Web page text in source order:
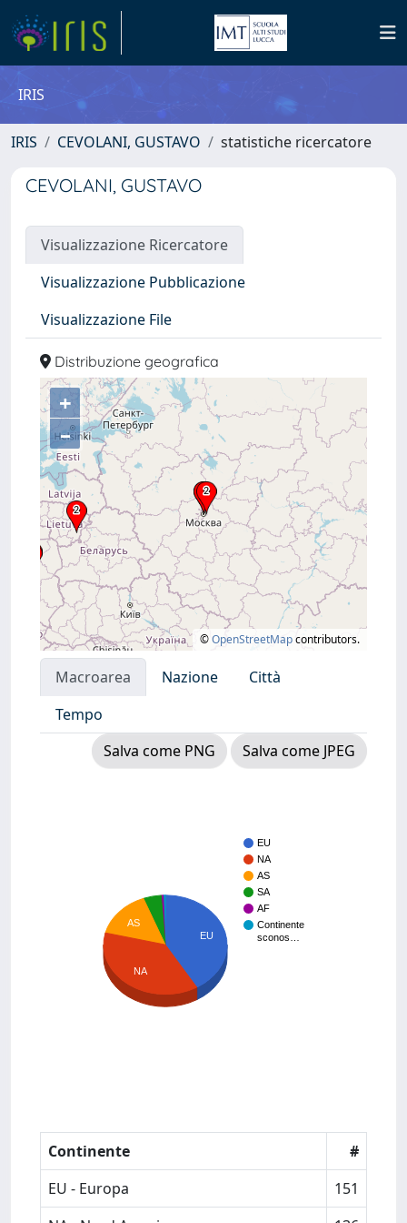
IRIS
IRIS CEVOLANI, GUSTAVO statistiche ricercatore
CEVOLANI, GUSTAVO
Visualizzazione Ricercatore
Visualizzazione Pubblicazione
Visualizzazione File
Distribuzione geografica
+
–
©OpenStreetMapcontributors.
Macroarea Nazione
Città
Tempo
Salva come PNG
Salva come JPEG
EU
NA
AS
SA
AF
Continente
sconos…
EU
AS
NA
Continente
#
EU - Europa
151